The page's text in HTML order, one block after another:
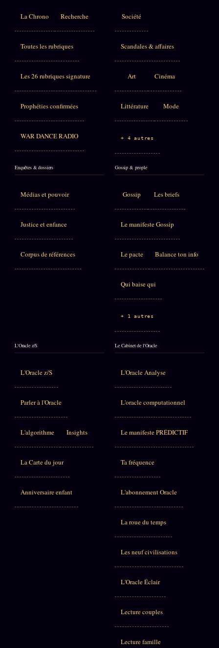
La Chrono Recherche
Toutes les rubriques
Les 26 rubriques signature
Prophéties confirmées
WAR DANCE RADIO
Société
Scandales & affaires
Art Cinéma
Littérature Mode
+ 4 autres
Enquêtes & dossiers
Médias et pouvoir
Justice et enfance
Corpus de références
Gossip & people
Gossip Les briefs
Le manifeste Gossip
Le pacte Balance ton info
Qui baise qui
+ 1 autres
L'Oracle z/S
L'Oracle z/S
Parler à l'Oracle
L'algorithme Insights
La Carte du jour
Anniversaire enfant
Le Cabinet de l'Oracle
L'Oracle Analyse
L'oracle computationnel
Le manifeste PRÉDICTIF
Ta fréquence
L'abonnement Oracle
La roue du temps
Les neuf civilisations
L'Oracle Éclair
Lecture couples
Lecture famille